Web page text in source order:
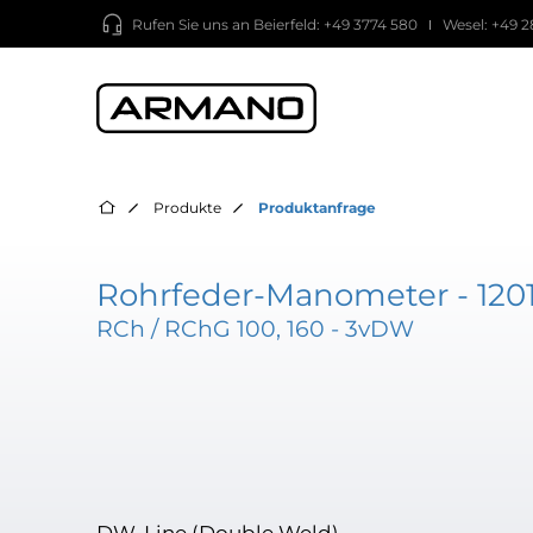
Rufen Sie uns an Beierfeld: +49 3774 580 Wesel: +49
Produkte Produktanfrage
Rohrfeder-Manometer -
RCh / RChG 100, 160 - 3vDW